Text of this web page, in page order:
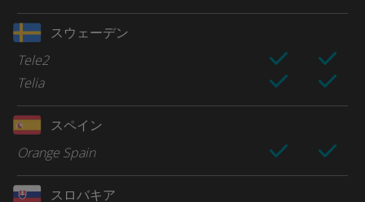
スウェーデン
Tele2
Telia
スペイン
Orange Spain
スロバキア